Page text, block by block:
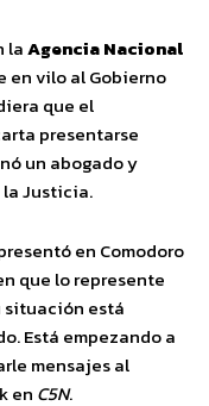
laAgencia Nacional
en vilo al Gobierno
que el
presentarse
un abogado y
Justicia.
en Comodoro
que lo represente
situación está
Está empezando a
mensajes al
en C5N.